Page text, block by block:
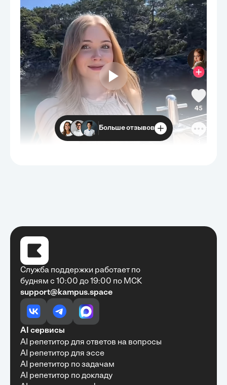
Очень быстро, недорого, качественно,
доступно
Алексей Антонов•27 мая, 2025
Обучение с Кампус Хаб — очень экономит
полезной информации. Рекомендую ...
Больше отзывов
Служба поддержки работает по
будням с 10:00 до 19:00 по МСК
support@kampus.space
AI сервисы
AI репетитор для ответов на вопросы
AI репетитор для эссе
AI репетитор по задачам
AI репетитор по докладу